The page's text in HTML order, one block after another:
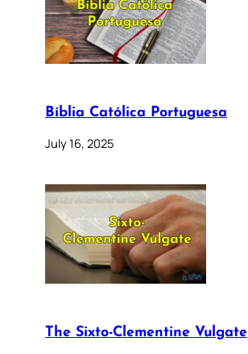
Bíblia Católica Portuguesa
July 16, 2025
The Sixto-Clementine Vulgate